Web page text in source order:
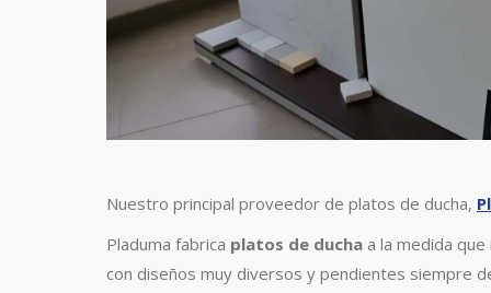
Nuestro principal proveedor de platos de ducha,
Pladuma fabrica platos de ducha a la medida
con diseños muy diversos y pendientes siempre